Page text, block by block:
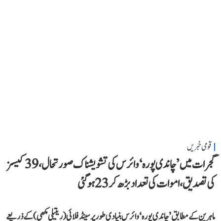
قومی خبریں
گجرات میں ’چاندی پورہ‘ وائرس کی تشویشناک صورتحال، 39 کیسز
کی تصدیق، اموات کی تعداد بڑھ کر 23 ہوگئی
ماہرین کے مطابق ’چاندی پورہ‘ وائرس بنیادی طور پر سینڈ فلائی (ریتیلی مکھی) کے ذریعے